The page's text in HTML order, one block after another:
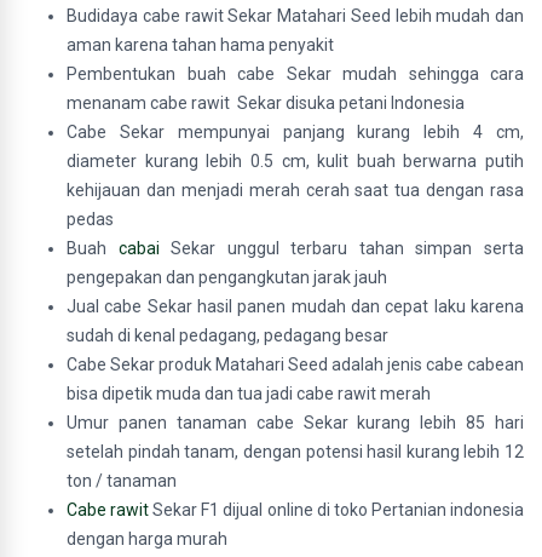
Budidaya cabe rawit Sekar Matahari Seed lebih mudah dan
aman karena tahan hama penyakit
Pembentukan buah cabe Sekar mudah sehingga cara
menanam cabe rawit Sekar disuka petani Indonesia
Cabe Sekar mempunyai panjang kurang lebih 4 cm,
diameter kurang lebih 0.5 cm, kulit buah berwarna putih
kehijauan dan menjadi merah cerah saat tua dengan rasa
pedas
Buah cabai Sekar unggul terbaru tahan simpan serta
pengepakan dan pengangkutan jarak jauh
Jual cabe Sekar hasil panen mudah dan cepat laku karena
sudah di kenal pedagang, pedagang besar
Cabe Sekar produk Matahari Seed adalah jenis cabe cabean
bisa dipetik muda dan tua jadi cabe rawit merah
Umur panen tanaman cabe Sekar kurang lebih 85 hari
setelah pindah tanam, dengan potensi hasil kurang lebih 12
ton / tanaman
Cabe rawitSekar F1 dijual online di toko Pertanian indonesia
dengan harga murah